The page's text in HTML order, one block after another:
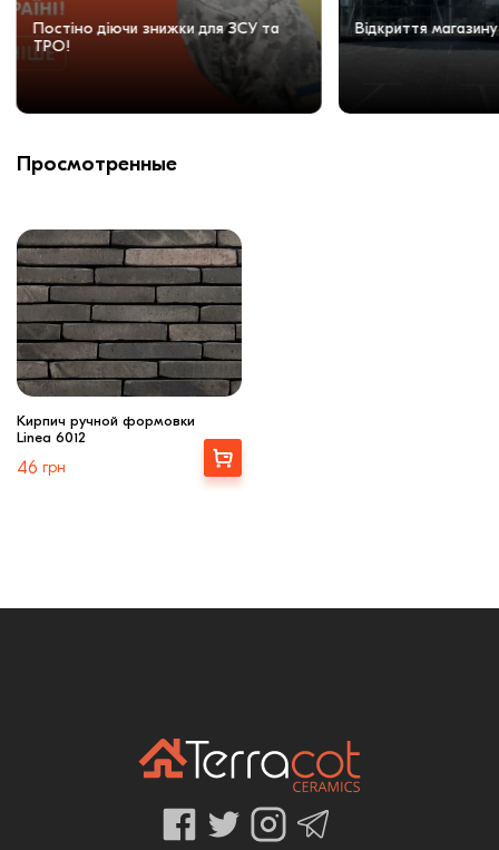
Постіно діючи знижки для ЗСУ та
ТРО!
Відкриття магазину
Просмотренные
Кирпич ручной формовки
Linea 6012
46 грн
Выбрать